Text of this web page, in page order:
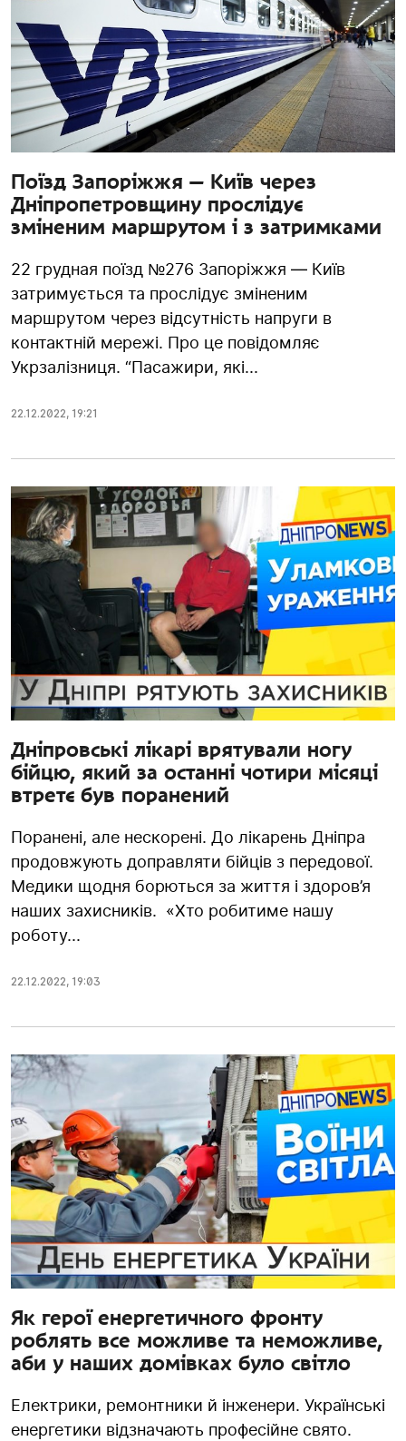
Поїзд Запоріжжя — Київ через
Дніпропетровщину прослідує
зміненим маршрутом і з затримками
22 грудная поїзд №276 Запоріжжя — Київ
затримується та прослідує зміненим
маршрутом через відсутність напруги в
контактній мережі. Про це повідомляє
Укрзалізниця. “Пасажири, які...
22.12.2022, 19:21
Дніпровські лікарі врятували ногу
бійцю, який за останні чотири місяці
втретє був поранений
Поранені, але нескорені. До лікарень Дніпра
продовжують доправляти бійців з передової.
Медики щодня борються за життя і здоров’я
наших захисників. «Хто робитиме нашу
роботу...
22.12.2022, 19:03
Як герої енергетичного фронту
роблять все можливе та неможливе,
аби у наших домівках було світло
Електрики, ремонтники й інженери. Українські
енергетики відзначають професійне свято.